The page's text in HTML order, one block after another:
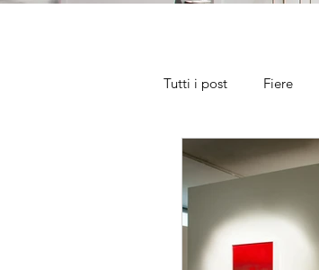
Tutti i post Fiere
Segnali di vita
Testi di galleria